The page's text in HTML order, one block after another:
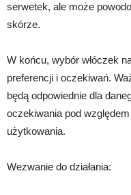
serwetek, ale może
skórze.
W końcu, wybór włóczek
preferencji i oczekiwań.
będą odpowiednie dla
oczekiwania pod
użytkowania.
Wezwanie do działania: